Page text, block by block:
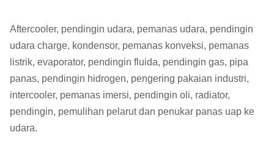
Aftercooler, pendingin udara, pemanas udara, pendingin
udara charge, kondensor, pemanas konveksi, pemanas
listrik, evaporator, pendingin fluida, pendingin gas, pipa
panas, pendingin hidrogen, pengering pakaian industri,
intercooler, pemanas imersi, pendingin oli, radiator,
pendingin, pemulihan pelarut dan penukar panas uap ke
udara.